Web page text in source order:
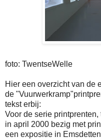
foto: TwentseWelle
Hier een overzicht van de
de
tekst erbij:
Voor de serie
in april 2000 bezig met
een expositie in